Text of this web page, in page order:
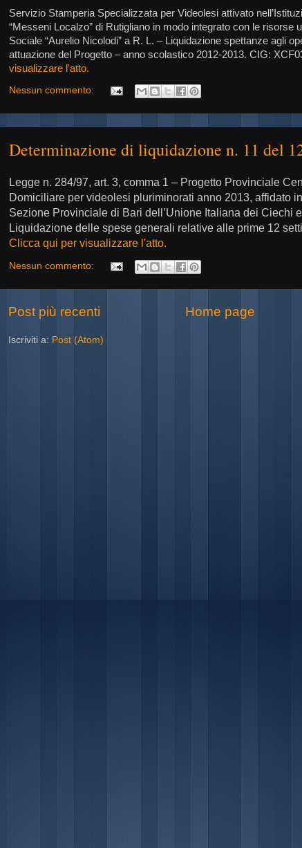
Servizio Stamperia Specializzata per Videolesi attivato
“Messeni Localzo” di Rutigliano in modo integrato con le risorse
Sociale “Aurelio Nicolodi” a R. L. – Liquidazione spettanze agli
attuazione del Progetto – anno scolastico 2012-2013. CIG:
visualizzare l'atto.
Nessun commento:
Determinazione di liquidazione n. 11 del
Legge n. 284/97, art. 3, comma 1 – Progetto Provinciale
Domiciliare per videolesi pluriminorati anno 2013, affidato
Sezione Provinciale di Bari dell’Unione Italiana dei Ciechi
Liquidazione delle spese generali relative alle prime 12
Clicca qui per visualizzare l'atto.
Nessun commento:
Post più recenti Home page
Iscriviti a: Post (Atom)